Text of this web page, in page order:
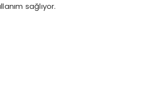
sağlıyor.